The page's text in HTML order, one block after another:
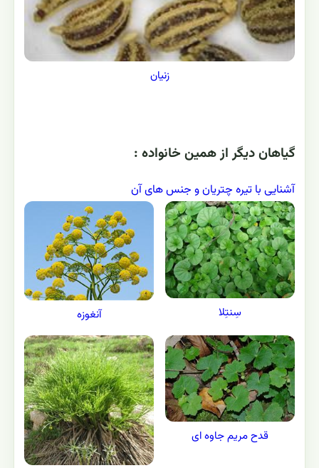
زنيان
گياهان ديگر از همين خانواده :
آشنایی با تیره چتریان و جنس های آن
سِنتِلا آنغوزه
قدح مریم جاوه ای